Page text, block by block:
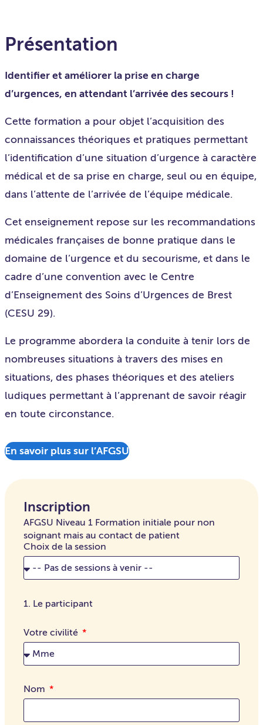
Présentation
Identifier et améliorer la prise en charge
d’urgences, en attendant l’arrivée des secours !
Cette formation a pour objet l’acquisition des
connaissances théoriques et pratiques permettant
l’identification d’une situation d’urgence à caractère
médical et de sa prise en charge, seul ou en équipe,
dans l’attente de l’arrivée de l’équipe médicale.
Cet enseignement repose sur les recommandations
médicales françaises de bonne pratique dans le
domaine de l’urgence et du secourisme, et dans le
cadre d’une convention avec le Centre
d’Enseignement des Soins d’Urgences de Brest
(CESU 29).
Le programme abordera la conduite à tenir lors de
nombreuses situations à travers des mises en
situations, des phases théoriques et des ateliers
ludiques permettant à l’apprenant de savoir réagir
en toute circonstance.
En savoir plus sur l’AFGSU
Inscription
AFGSU Niveau 1 Formation initiale pour non
soignant mais au contact de patient
Choix de la session
1. Le participant
Votre civilité
Nom